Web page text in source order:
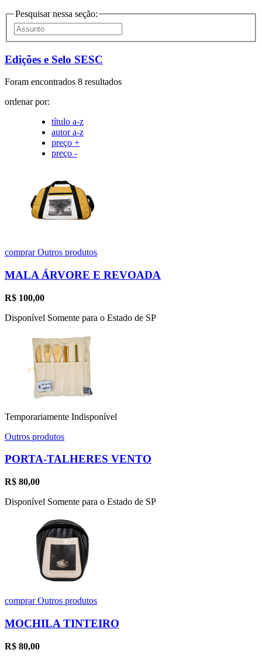
Pesquisar nessa seção:
Edições e Selo SESC
Foram encontrados 8 resultados
ordenar por:
título a-z
autor a-z
preço +
preço -
comprarOutros produtos
MALA ÁRVORE E REVOADA
R$ 100,00
Disponível Somente para o Estado de SP
Temporariamente Indisponível
Outros produtos
PORTA-TALHERES VENTO
R$ 80,00
Disponível Somente para o Estado de SP
comprarOutros produtos
MOCHILA TINTEIRO
R$ 80,00